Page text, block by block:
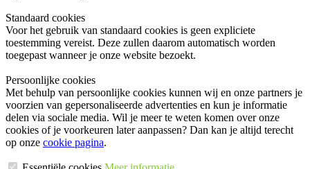
Standaard cookies
Voor het gebruik van standaard cookies is geen expliciete
toestemming vereist. Deze zullen daarom automatisch worden
toegepast wanneer je onze website bezoekt.
Persoonlijke cookies
Met behulp van persoonlijke cookies kunnen wij en onze partners je
voorzien van gepersonaliseerde advertenties en kun je informatie
delen via sociale media. Wil je meer te weten komen over onze
cookies of je voorkeuren later aanpassen? Dan kan je altijd terecht
op onze cookie pagina.